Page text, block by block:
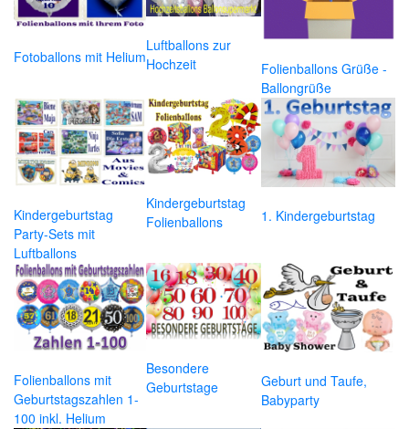
Fotoballons mit Helium
Luftballons zur
Hochzeit
Folienballons Grüße -
Ballongrüße
Kindergeburtstag
Party-Sets mit
Luftballons
Kindergeburtstag
Folienballons
1. Kindergeburtstag
Folienballons mit
Geburtstagszahlen 1-
100 inkl. Helium
Besondere
Geburtstage
Geburt und Taufe,
Babyparty